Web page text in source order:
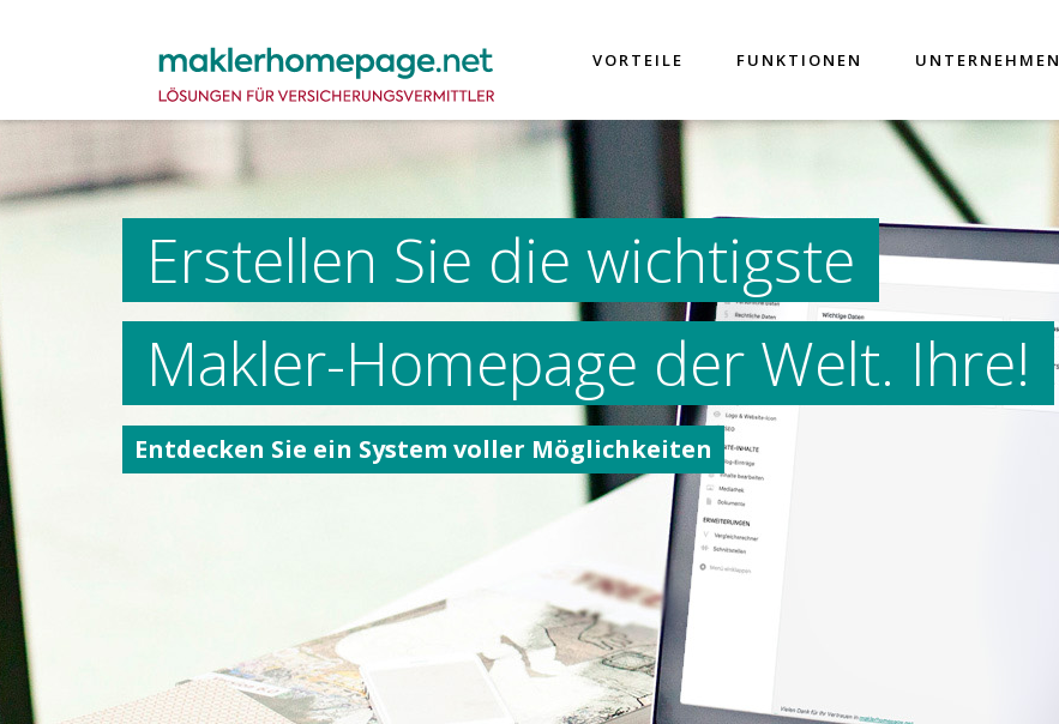
VORTEILE FUNKTIONEN UNTERNEHMEN
Erstellen Sie die wichtigste
Makler-Homepage der Welt. Ihre!
Entdecken Sie ein System voller Möglichkeiten